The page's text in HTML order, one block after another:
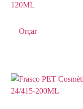
120ML
Orçar